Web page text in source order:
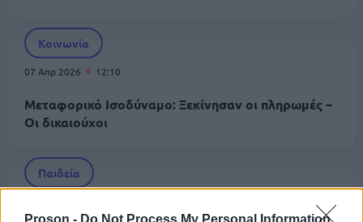
Proson - Do Not Process My Personal Information
Κοινωνία
07 Απρ 2026 12:10
Μεταφορικό Ισοδύναμο: Ξεκίνησαν οι πληρωμές –
Οι δικαιούχοι
Παιδεία